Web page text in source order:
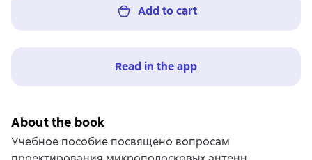
Add to cart
Read in the app
About the book
Учебное пособие посвящено вопросам